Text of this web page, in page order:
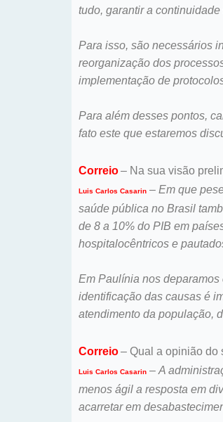
tudo, garantir a
Para isso, são necessários
reorganização dos
implementação de
Para além desses pontos,
fato este que estaremos
Correio– Na sua visão
Luis Carlos Casarin – Em que
saúde pública no Brasil
de 8 a 10% do PIB em
hospitalocêntricos e
Em Paulínia nos
identificação das causas é
atendimento da população,
Correio– Qual a opinião do
Luis Carlos Casarin – A
menos ágil a resposta em
acarretar em